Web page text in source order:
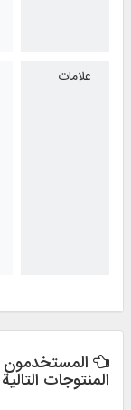
علامات
المستخدمون
المنتوجات التالية